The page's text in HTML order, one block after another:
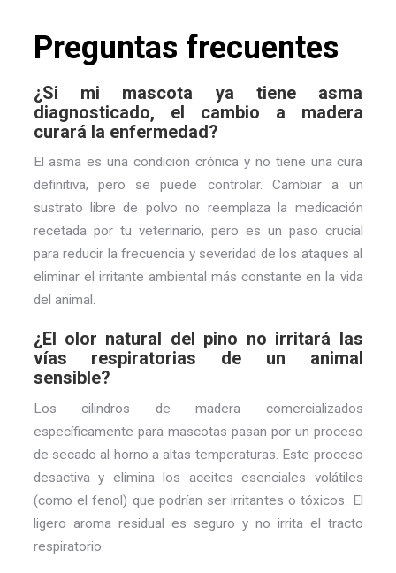
Preguntas frecuentes
¿Si mi mascota ya tiene asma
diagnosticado, el cambio a madera
curará la enfermedad?
El asma es una condición crónica y no tiene una cura
definitiva, pero se puede controlar. Cambiar a un
sustrato libre de polvo no reemplaza la medicación
recetada por tu veterinario, pero es un paso crucial
para reducir la frecuencia y severidad de los ataques al
eliminar el irritante ambiental más constante en la vida
del animal.
¿El olor natural del pino no irritará las
vías respiratorias de un animal
sensible?
Los cilindros de madera comercializados
específicamente para mascotas pasan por un proceso
de secado al horno a altas temperaturas. Este proceso
desactiva y elimina los aceites esenciales volátiles
(como el fenol) que podrían ser irritantes o tóxicos. El
ligero aroma residual es seguro y no irrita el tracto
respiratorio.